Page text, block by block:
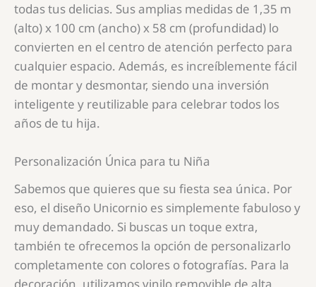
todas tus delicias. Sus amplias medidas de 1,35 m
(alto) x 100 cm (ancho) x 58 cm (profundidad) lo
convierten en el centro de atención perfecto para
cualquier espacio. Además, es increíblemente fácil
de montar y desmontar, siendo una inversión
inteligente y reutilizable para celebrar todos los
años de tu hija.
Personalización Única para tu Niña
Sabemos que quieres que su fiesta sea única. Por
eso, el diseño Unicornio es simplemente fabuloso y
muy demandado. Si buscas un toque extra,
también te ofrecemos la opción de personalizarlo
completamente con colores o fotografías. Para la